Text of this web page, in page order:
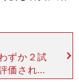
ずか２試
価されて